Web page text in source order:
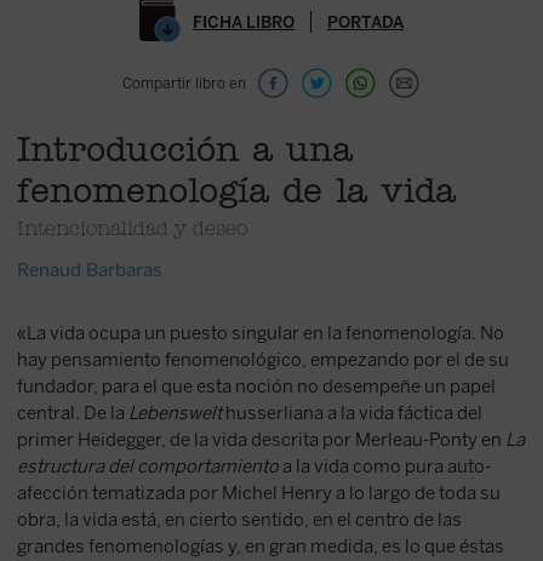
FICHA LIBRO PORTADA
Compartir libro en
Introducción a una
fenomenología de la vida
Intencionalidad y deseo
Renaud Barbaras
«La vida ocupa un puesto singular en la fenomenología. No
hay pensamiento fenomenológico, empezando por el de su
fundador, para el que esta noción no desempeñe un papel
central. De la Lebenswelthusserliana a la vida fáctica del
primer Heidegger, de la vida descrita por Merleau-Ponty en La
estructura del comportamientoa la vida como pura auto-
afección tematizada por Michel Henry a lo largo de toda su
obra, la vida está, en cierto sentido, en el centro de las
grandes fenomenologías y, en gran medida, es lo que éstas